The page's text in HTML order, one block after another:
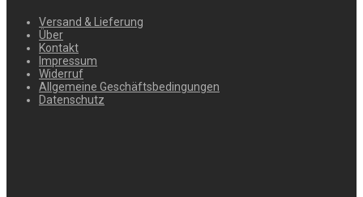
Versand & Lieferung
Über
Kontakt
Impressum
Widerruf
Allgemeine Geschäftsbedingungen
Datenschutz